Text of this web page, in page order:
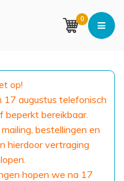
0
op!
17 augustus telefonisch
beperkt bereikbaar.
bestellingen en
hierdoor vertraging
hopen we na 17